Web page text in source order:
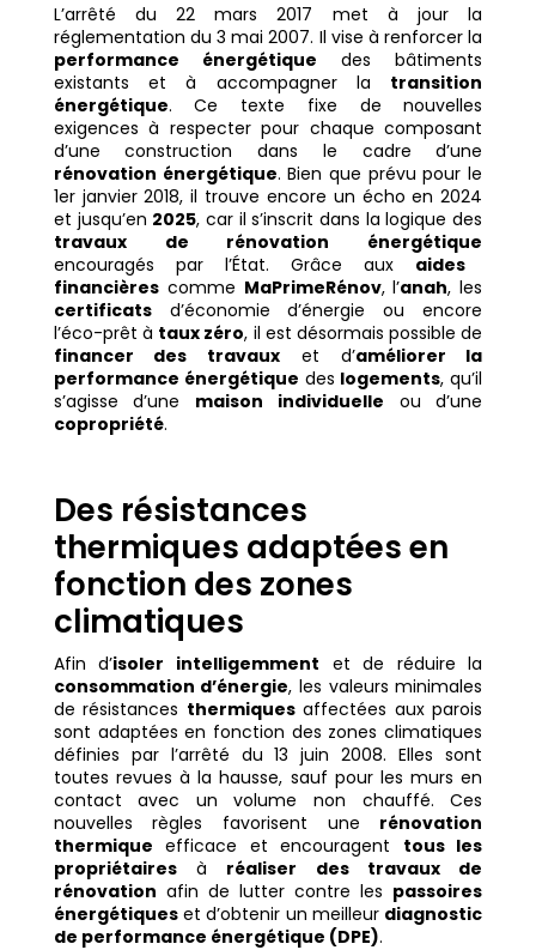
L’arrêté du 22 mars 2017 met à jour la
réglementation du 3 mai 2007. Il vise à renforcer la
performance énergétique des bâtiments
existants et à accompagner la transition
énergétique. Ce texte fixe de nouvelles
exigences à respecter pour chaque composant
d’une construction dans le cadre d’une
rénovation énergétique. Bien que prévu pour le
1er janvier 2018, il trouve encore un écho en 2024
et jusqu’en 2025, car il s’inscrit dans la logique des
travaux de rénovation énergétique
encouragés par l’État. Grâce aux aides
financièrescomme MaPrimeRénov, l’anah, les
certificatsd’économie d’énergie ou encore
l’éco-prêt à taux zéro, il est désormais possible de
financer des travaux et d’améliorer la
performance énergétique des logements, qu’il
s’agisse d’une maison individuelle ou d’une
copropriété.
Des résistances
thermiques adaptées en
fonction des zones
climatiques
Afin d’isoler intelligemment et de réduire la
consommation d’énergie, les valeurs minimales
de résistances thermiquesaffectées aux parois
sont adaptées en fonction des zones climatiques
définies par l’arrêté du 13 juin 2008. Elles sont
toutes revues à la hausse, sauf pour les murs en
contact avec un volume non chauffé. Ces
nouvelles règles favorisent une rénovation
thermique efficace et encouragent tous les
propriétairesà réaliser des travaux de
rénovation afin de lutter contre les passoires
énergétiqueset d’obtenir un meilleur diagnostic
de performance énergétique (DPE).